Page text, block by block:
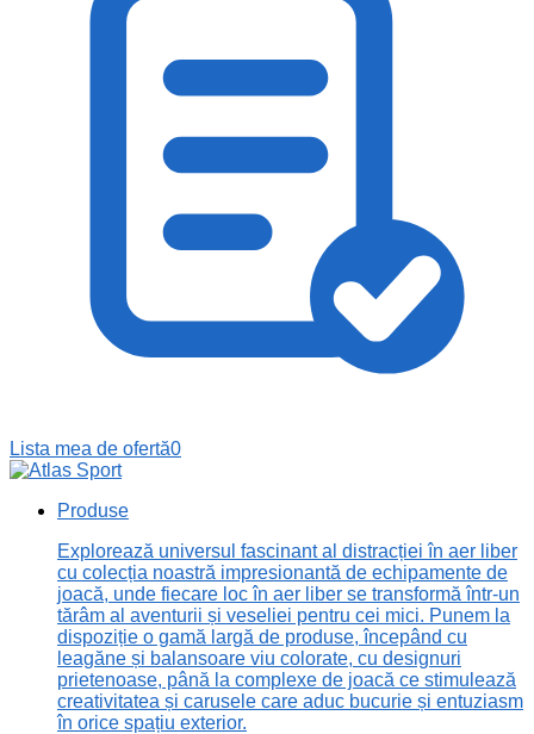
Lista mea de ofertă0
Produse
Explorează universul fascinant al distracției în aer liber
cu colecția noastră impresionantă de echipamente de
joacă, unde fiecare loc în aer liber se transformă într-un
tărâm al aventurii și veseliei pentru cei mici. Punem la
dispoziție o gamă largă de produse, începând cu
leagăne și balansoare viu colorate, cu designuri
prietenoase, până la complexe de joacă ce stimulează
creativitatea și carusele care aduc bucurie și entuziasm
în orice spațiu exterior.